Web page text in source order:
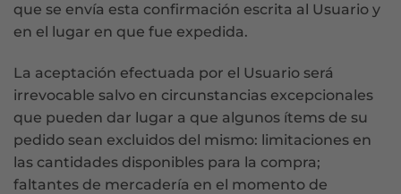
que se envía esta confirmación escrita al Usuario y
en el lugar en que fue expedida.
La aceptación efectuada por el Usuario será
irrevocable salvo en circunstancias excepcionales
que pueden dar lugar a que algunos ítems de su
pedido sean excluidos del mismo: limitaciones en
las cantidades disponibles para la compra;
faltantes de mercadería en el momento de